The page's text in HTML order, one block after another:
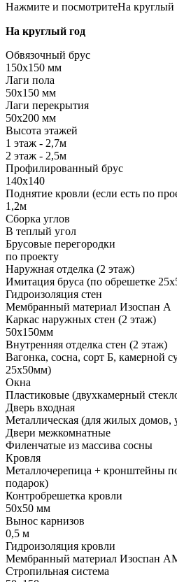
Нажмите и посмотритеНа круглый
На круглый год
Обвязочный брус
150х150 мм
Лаги пола
50х150 мм
Лаги перекрытия
50х200 мм
Высота этажей
1 этаж - 2,7м
2 этаж - 2,5м
Профилированный брус
140х140
Поднятие кровли (если есть по
1,2м
Сборка углов
В теплый угол
Брусовые перегородки
по проекту
Наружная отделка (2 этаж)
Имитация бруса (по обрешетке
Гидроизоляция стен
Мембранный материал Изоспан А
Каркас наружных стен (2 этаж)
50х150мм
Внутренняя отделка стен (2 этаж)
Вагонка, сосна, сорт Б, камерной
25х50мм)
Окна
Пластиковые (двухкамерный
Дверь входная
Металлическая (для жилых домов,
Двери межкомнатные
Филенчатые из массива сосны
Кровля
Металлочерепица + кронштейны
подарок)
Контробрешетка кровли
50х50 мм
Вынос карнизов
0,5 м
Гидроизоляция кровли
Мембранный материал Изоспан
Стропильная система